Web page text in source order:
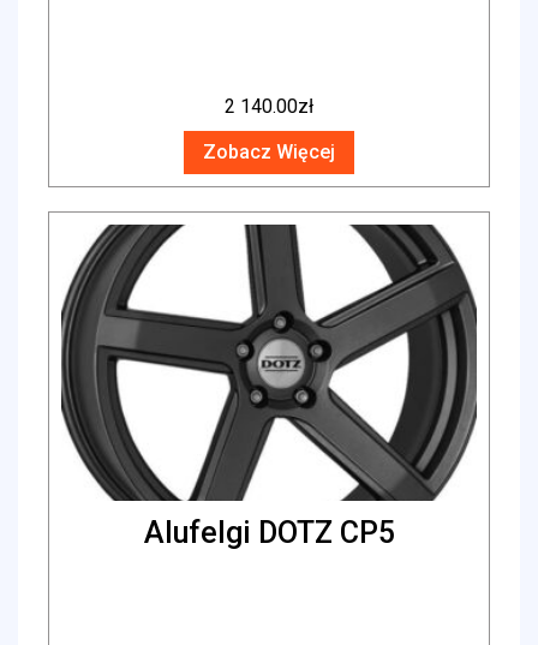
2 140.00zł
Zobacz Więcej
Alufelgi DOTZ CP5